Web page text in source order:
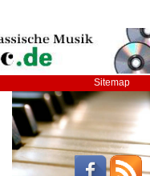
Sitemap